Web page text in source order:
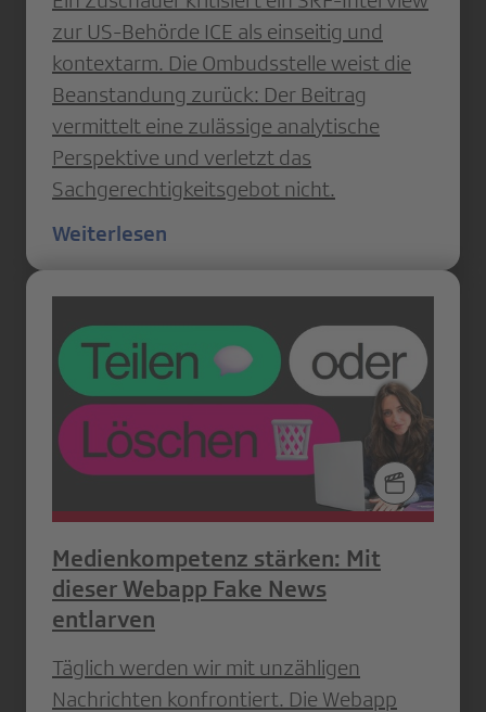
zur US-Behörde ICE als einseitig und
kontextarm. Die Ombudsstelle weist die
Beanstandung zurück: Der Beitrag
vermittelt eine zulässige analytische
Perspektive und verletzt das
Sachgerechtigkeitsgebot nicht.
Weiterlesen
Medienkompetenz stärken: Mit
dieser Webapp Fake News
entlarven
Täglich werden wir mit unzähligen
Nachrichten konfrontiert. Die Webapp